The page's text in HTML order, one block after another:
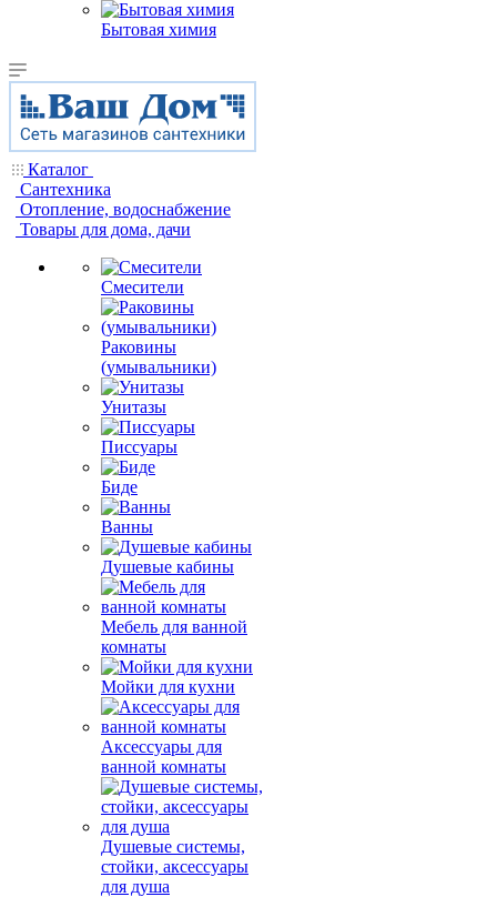
Бытовая химия
Каталог
Сантехника
Отопление, водоснабжение
Товары для дома, дачи
Смесители
Раковины
(умывальники)
Унитазы
Писсуары
Биде
Ванны
Душевые кабины
Мебель для ванной
комнаты
Мойки для кухни
Аксессуары для
ванной комнаты
Душевые системы,
стойки, аксессуары
для душа